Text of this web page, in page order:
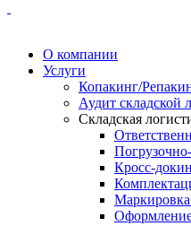
О компании
Услуги
Копакинг/
Аудит складской
Складская
Кросс-
Маркировка